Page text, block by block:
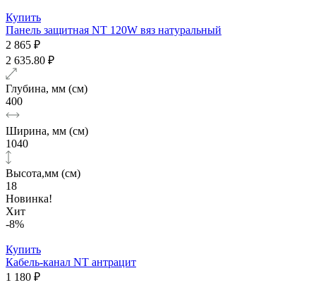
Купить
Панель защитная NT 120W вяз натуральный
2 865 ₽
2 635.80 ₽
Глубина, мм (см)
400
Ширина, мм (см)
1040
Высота,мм (см)
18
Новинка!
Хит
-8%
Купить
Кабель-канал NT антрацит
1 180 ₽